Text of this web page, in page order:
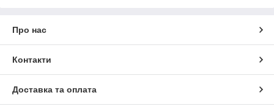
Про нас
Контакти
Доставка та оплата